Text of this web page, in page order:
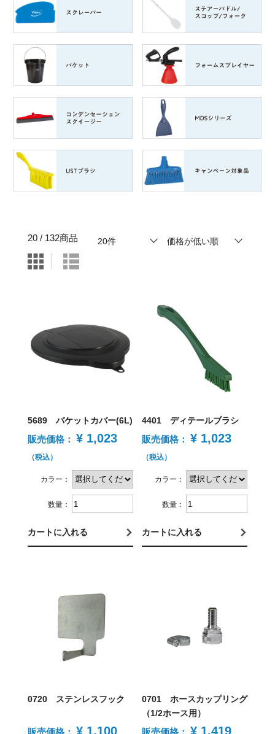
20 / 132商品 表示件数
20件 並び順
価格が低い順
5689 バケットカバー(6L)
販売価格： ¥ 1,023
（税込）
カラー：
数量：
カートに入れる
4401 ディテールブラシ
販売価格： ¥ 1,023
（税込）
カラー：
数量：
カートに入れる
0720 ステンレスフック
販売価格： ¥ 1,100
0701 ホースカップリング
（1/2ホース用）
販売価格： ¥ 1,419